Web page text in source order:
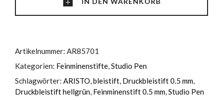
Artikelnummer: AR85701
Kategorien: Feinminenstifte,Studio Pen
Schlagwörter: ARISTO,bleistift, Druckbleistift 0.5 mm,
Druckbleistift hellgrün, Feinminenstift 0.5 mm,Studio Pen